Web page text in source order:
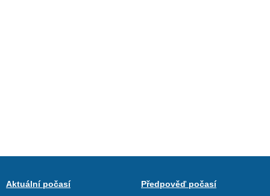
Aktuální počasí
Předpověď počasí